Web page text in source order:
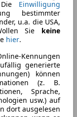
Einwilligung
bestimmter
u.a. die USA,
Sie keine
hier.
Kennungen
generierte
können
(z. B.
Sprache,
usw.) auf
dort ausgelesen
bei
und
jedoch
von der
gilt
über
Granada